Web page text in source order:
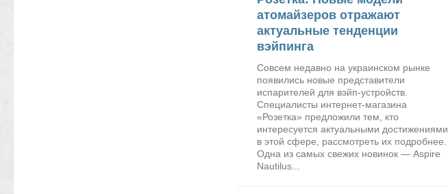
атомайзеров отражают
актуальные тенденции
вэйпинга
Совсем недавно на украинском рынке
появились новые представители
испарителей для вэйп-устройств.
Специалисты интернет-магазина
«Розетка» предложили тем, кто
интересуется актуальными достижениями
в этой сфере, рассмотреть их подробнее.
Одна из самых свежих новинок — Aspire
Nautilus...